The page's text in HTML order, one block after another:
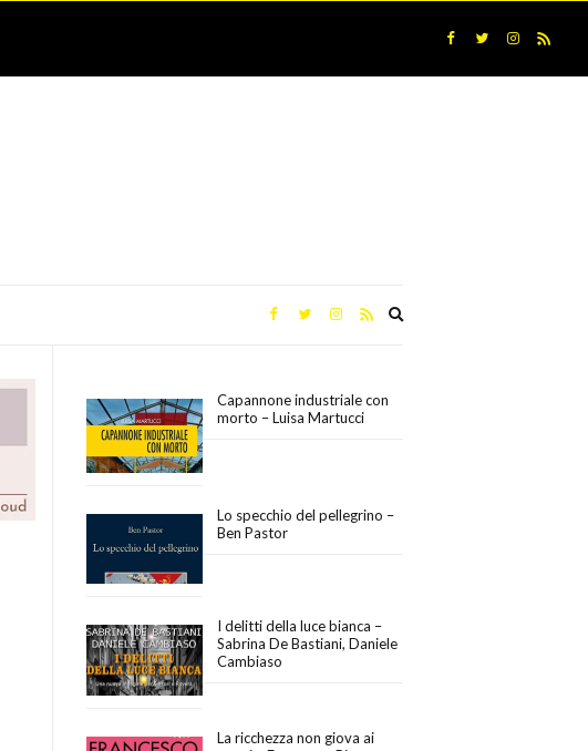
Capannone industriale con
morto – Luisa Martucci
Lo specchio del pellegrino –
Ben Pastor
I delitti della luce bianca –
Sabrina De Bastiani, Daniele
Cambiaso
La ricchezza non giova ai